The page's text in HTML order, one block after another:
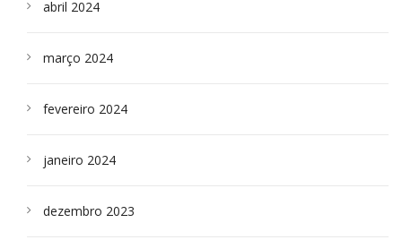
abril 2024
março 2024
fevereiro 2024
janeiro 2024
dezembro 2023